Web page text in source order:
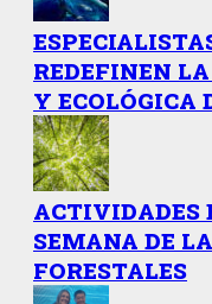
REDEFINEN
Y ECOLÓGICA
ACTIVIDADES
SEMANA DE
FORESTALES